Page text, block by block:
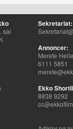
sal
Sekretariat:
Annoncer:
Merete
6111 5851
Ekko
8838 9292